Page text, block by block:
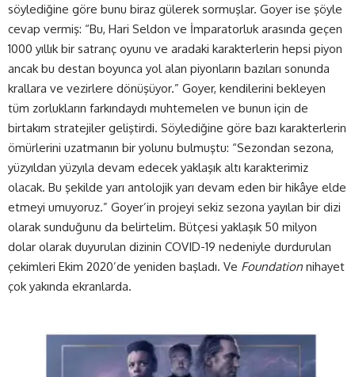
söylediğine göre bunu biraz gülerek sormuşlar. Goyer ise şöyle
cevap vermiş: “Bu, Hari Seldon ve İmparatorluk arasında geçen
1000 yıllık bir satranç oyunu ve aradaki karakterlerin hepsi piyon
ancak bu destan boyunca yol alan piyonların bazıları sonunda
krallara ve vezirlere dönüşüyor.” Goyer, kendilerini bekleyen
tüm zorlukların farkındaydı muhtemelen ve bunun için de
birtakım stratejiler geliştirdi. Söylediğine göre bazı karakterlerin
ömürlerini uzatmanın bir yolunu bulmuştu: “Sezondan sezona,
yüzyıldan yüzyıla devam edecek yaklaşık altı karakterimiz
olacak. Bu şekilde yarı antolojik yarı devam eden bir hikâye elde
etmeyi umuyoruz.” Goyer’in projeyi sekiz sezona yayılan bir dizi
olarak sunduğunu da belirtelim. Bütçesi yaklaşık 50 milyon
dolar olarak duyurulan dizinin COVID-19 nedeniyle durdurulan
çekimleri Ekim 2020’de yeniden başladı. Ve Foundation nihayet
çok yakında ekranlarda.